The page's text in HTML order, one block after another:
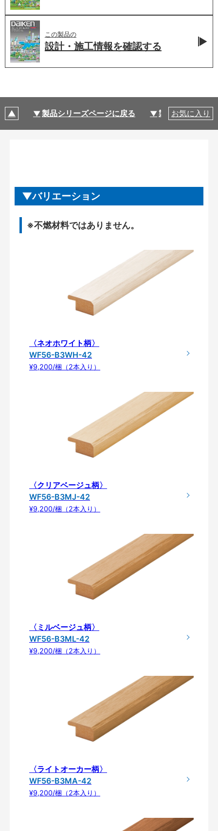
この製品の
設計・施工情報を確認する
製品シリーズページに戻る 製品仕様
お気に入り
バリエーション
※不燃材料ではありません。
〈ネオホワイト柄〉
WF56-B3WH-42
¥9,200/梱（2本入り）
〈クリアベージュ柄〉
WF56-B3MJ-42
¥9,200/梱（2本入り）
〈ミルベージュ柄〉
WF56-B3ML-42
¥9,200/梱（2本入り）
〈ライトオーカー柄〉
WF56-B3MA-42
¥9,200/梱（2本入り）